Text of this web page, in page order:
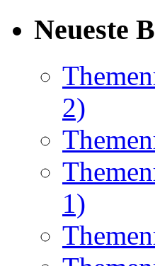
Neueste
2)
1)